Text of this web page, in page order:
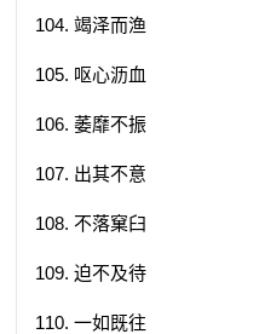
104. 竭泽而渔
105. 呕心沥血
106. 萎靡不振
107. 出其不意
108. 不落窠臼
109. 迫不及待
110. 一如既往